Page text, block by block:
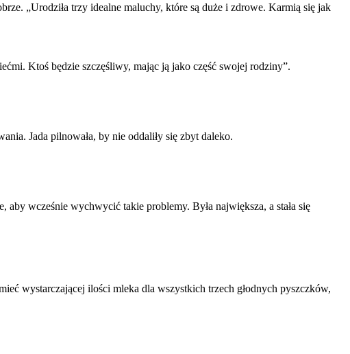
„Urodziła trzy idealne maluchy, które są duże i zdrowe. Karmią się jak
Ktoś będzie szczęśliwy, mając ją jako część swojej rodziny”.
Jada pilnowała, by nie oddaliły się zbyt daleko.
aby wcześnie wychwycić takie problemy. Była największa, a stała się
wystarczającej ilości mleka dla wszystkich trzech głodnych pyszczków,